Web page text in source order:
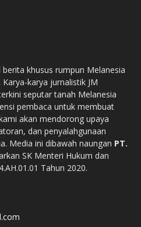
khusus rumpun Melanesia
karya jurnalistik JM
seputar tanah Melanesia
pembaca untuk membuat
akan mendorong upaya
dan penyalahgunaan
Media ini dibawah naungan PT.
SK Menteri Hukum dan
Tahun 2020.